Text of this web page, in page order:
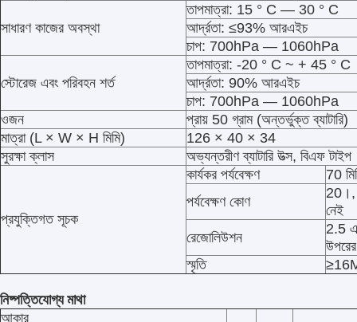
সাধারণ কাজের অবস্থা
তাপমাত্রা: 15 ° C — 30 ° C
আর্দ্রতা: ≤93% আরএইচ
চাপ: 700hPa — 1060hPa
স্টোরেজ এবং পরিবহন শর্ত
তাপমাত্রা: -20 ° C ~ + 45 ° C
আর্দ্রতা: 90% আরএইচ
চাপ: 700hPa — 1060hPa
ওজন
প্রায় 50 গ্রাম (অন্তর্ভুক্ত ব্যাটারি)
মাত্রা (L × W × H মিমি)
126 × 40 × 34
সুরক্ষা ক্লাস
অভ্যন্তরীণ ব্যাটারি উত্স, বিএফ টাইপ
প্রযুক্তিগত সূচক
কার্যকর পর্যবেক্ষণ
70
পর্যবেক্ষণ কোণ
20।,
নেই
রেজোলিউশন
2.5
স্মৃতি
নিষ্পত্তিযোগ্য মাথা
আকার